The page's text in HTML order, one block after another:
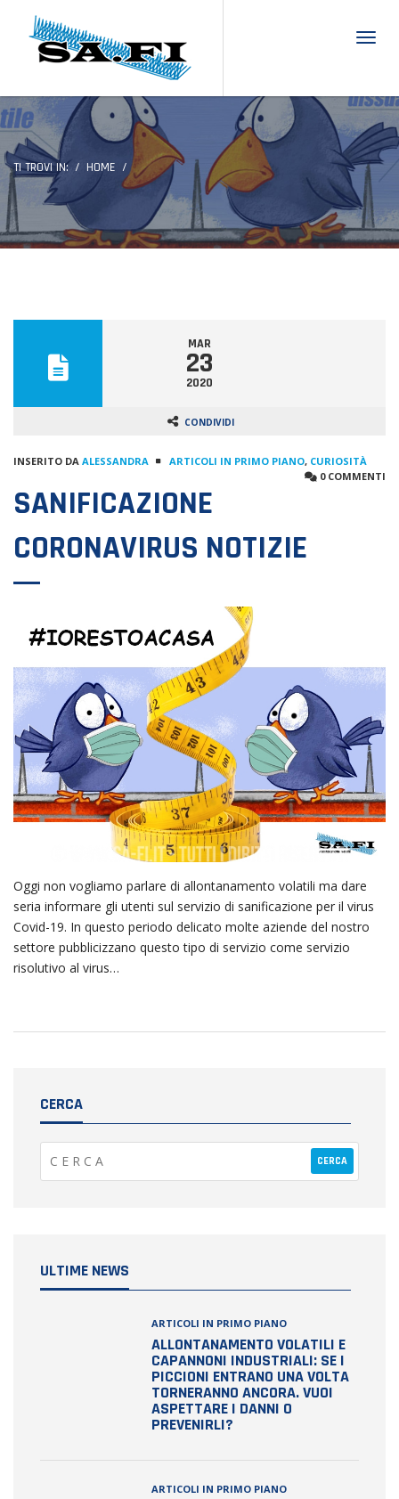
TI TROVI IN: HOME
MAR
23
2020
CONDIVIDI
INSERITO DA ALESSANDRA ARTICOLI IN PRIMO PIANO, CURIOSITÀ
0 COMMENTI
SANIFICAZIONE
CORONAVIRUS NOTIZIE
Oggi non vogliamo parlare di allontanamento volatili ma dare
seria informare gli utenti sul servizio di sanificazione per il virus
Covid-19. In questo periodo delicato molte aziende del nostro
settore pubblicizzano questo tipo di servizio come servizio
risolutivo al virus…
CERCA
ULTIME NEWS
ARTICOLI IN PRIMO PIANO
ALLONTANAMENTO VOLATILI E
CAPANNONI INDUSTRIALI: SE I
PICCIONI ENTRANO UNA VOLTA
TORNERANNO ANCORA. VUOI
ASPETTARE I DANNI O
PREVENIRLI?
ARTICOLI IN PRIMO PIANO